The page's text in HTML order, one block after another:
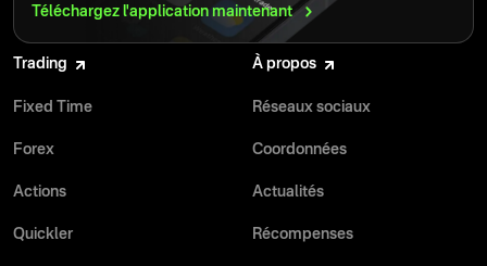
Téléchargez l'applicationmaintenant
Trading
Fixed Time
Forex
Actions
Quickler
À propos
Réseaux sociaux
Coordonnées
Actualités
Récompenses